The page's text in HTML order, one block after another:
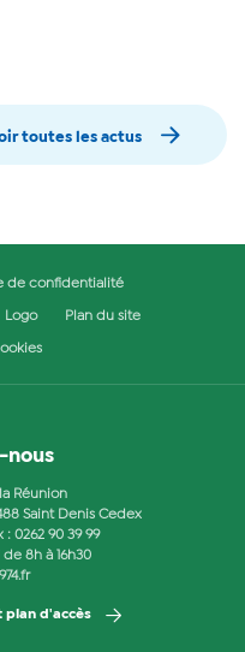
toutes les actus
de confidentialité
Logo Plan du site
nous
Réunion
Saint Denis Cedex
: 0262 90 39 99
8h à 16h30
plan d'accès